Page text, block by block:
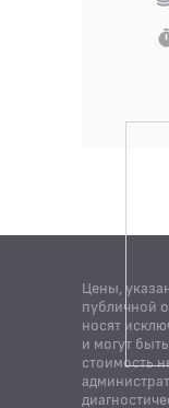
Цены,
публичной
носят
и могут
стоимость